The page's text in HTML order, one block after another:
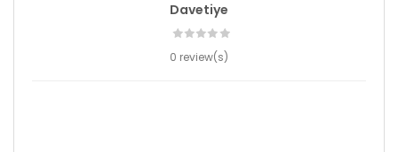
Davetiye
0 review(s)